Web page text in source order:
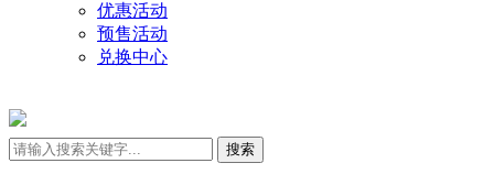
优惠活动
预售活动
兑换中心
搜索